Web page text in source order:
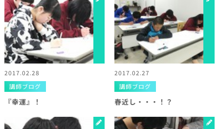
2017.02.28
講師ブログ
『幸運』！
2017.02.27
講師ブログ
春近し・・・！？